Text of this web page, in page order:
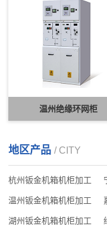
温州绝缘环网柜
地区产品 / CITY
杭州钣金机箱机柜加工
温州钣金机箱机柜加工
湖州钣金机箱机柜加工